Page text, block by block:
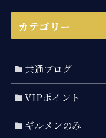
カテゴリー
共通ブログ
VIPポイント
ギルメンのみ